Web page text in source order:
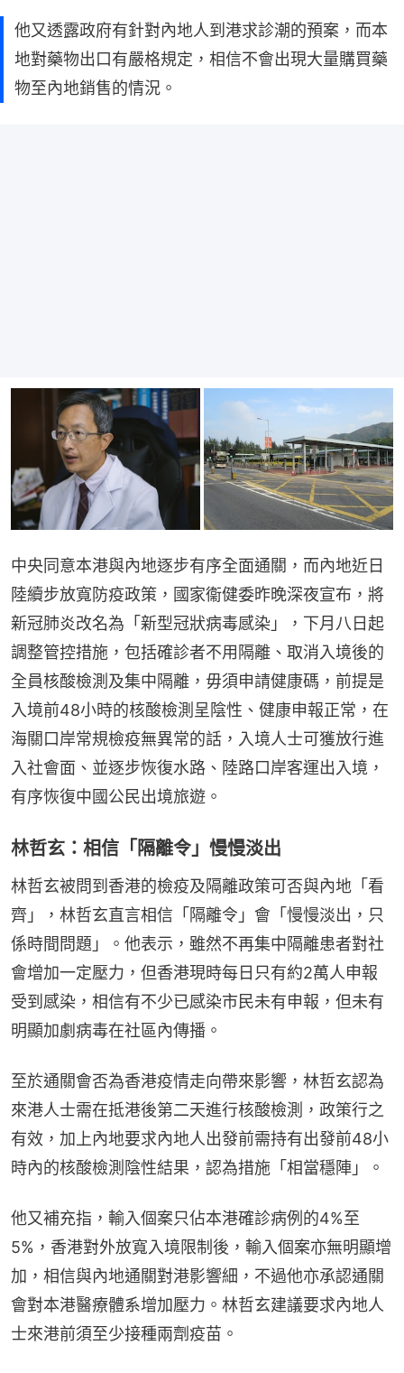
他又透露政府有針對內地人到港求診潮的預案，而本
地對藥物出口有嚴格規定，相信不會出現大量購買藥
物至內地銷售的情況。
中央同意本港與內地逐步有序全面通關，而內地近日
陸續步放寬防疫政策，國家衞健委昨晚深夜宣布，將
新冠肺炎改名為「新型冠狀病毒感染」，下月八日起
調整管控措施，包括確診者不用隔離、取消入境後的
全員核酸檢測及集中隔離，毋須申請健康碼，前提是
入境前48小時的核酸檢測呈陰性、健康申報正常，在
海關口岸常規檢疫無異常的話，入境人士可獲放行進
入社會面、並逐步恢復水路、陸路口岸客運出入境，
有序恢復中國公民出境旅遊。
林哲玄：相信「隔離令」慢慢淡出
林哲玄被問到香港的檢疫及隔離政策可否與內地「看
齊」，林哲玄直言相信「隔離令」會「慢慢淡出，只
係時間問題」。他表示，雖然不再集中隔離患者對社
會增加一定壓力，但香港現時每日只有約2萬人申報
受到感染，相信有不少已感染市民未有申報，但未有
明顯加劇病毒在社區內傳播。
至於通關會否為香港疫情走向帶來影響，林哲玄認為
來港人士需在抵港後第二天進行核酸檢測，政策行之
有效，加上內地要求內地人出發前需持有出發前48小
時內的核酸檢測陰性結果，認為措施「相當穩陣」。
他又補充指，輸入個案只佔本港確診病例的4%至
5%，香港對外放寬入境限制後，輸入個案亦無明顯增
加，相信與內地通關對港影響細，不過他亦承認通關
會對本港醫療體系增加壓力。林哲玄建議要求內地人
士來港前須至少接種兩劑疫苗。